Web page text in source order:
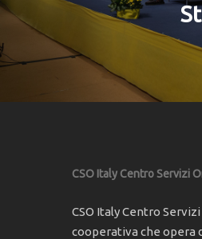
CSO Italy Centro Servizi
CSO Italy Centro
cooperativa che opera